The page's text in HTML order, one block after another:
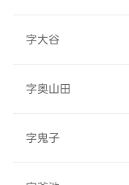
字大谷
字奥山田
字鬼子